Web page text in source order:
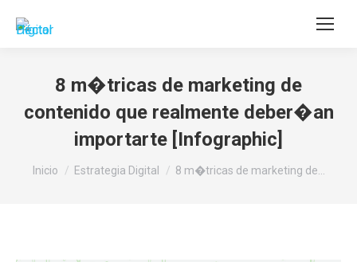
Buscar:
8 m�tricas de marketing de
contenido que realmente deber�an
importarte [Infographic]
Estás aquí:
Inicio Estrategia Digital 8 m�tricas de marketing de…